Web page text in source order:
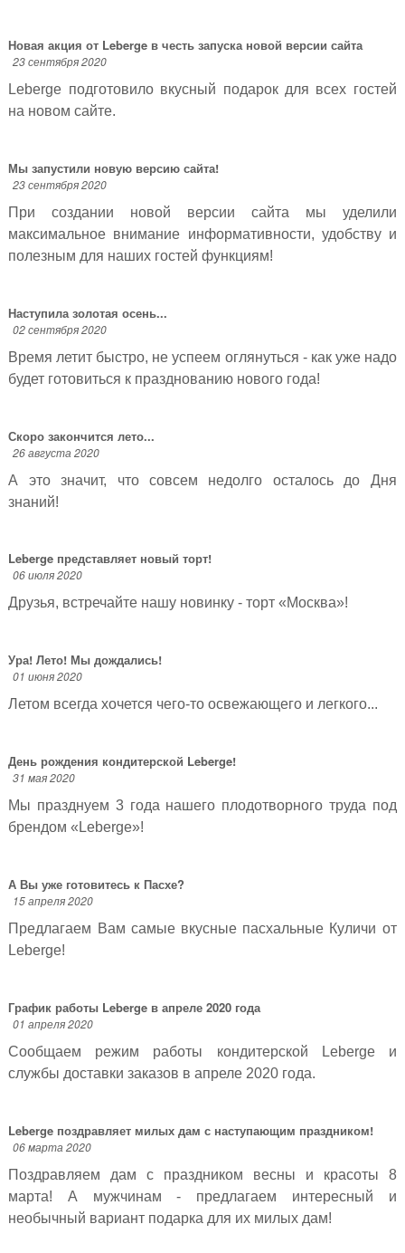
Новая акция от Leberge в честь запуска новой версии сайта
23 сентября 2020
Leberge подготовило вкусный подарок для всех гостей
на новом сайте.
Мы запустили новую версию сайта!
23 сентября 2020
При создании новой версии сайта мы уделили
максимальное внимание информативности, удобству и
полезным для наших гостей функциям!
Наступила золотая осень...
02 сентября 2020
Время летит быстро, не успеем оглянуться - как уже надо
будет готовиться к празднованию нового года!
Скоро закончится лето...
26 августа 2020
А это значит, что совсем недолго осталось до Дня
знаний!
Leberge представляет новый торт!
06 июля 2020
Друзья, встречайте нашу новинку - торт «Москва»!
Ура! Лето! Мы дождались!
01 июня 2020
Летом всегда хочется чего-то освежающего и легкого...
День рождения кондитерской Leberge!
31 мая 2020
Мы празднуем 3 года нашего плодотворного труда под
брендом «Leberge»!
А Вы уже готовитесь к Пасхе?
15 апреля 2020
Предлагаем Вам самые вкусные пасхальные Куличи от
Leberge!
График работы Leberge в апреле 2020 года
01 апреля 2020
Сообщаем режим работы кондитерской Leberge и
службы доставки заказов в апреле 2020 года.
Leberge поздравляет милых дам с наступающим праздником!
06 марта 2020
Поздравляем дам с праздником весны и красоты 8
марта! А мужчинам - предлагаем интересный и
необычный вариант подарка для их милых дам!